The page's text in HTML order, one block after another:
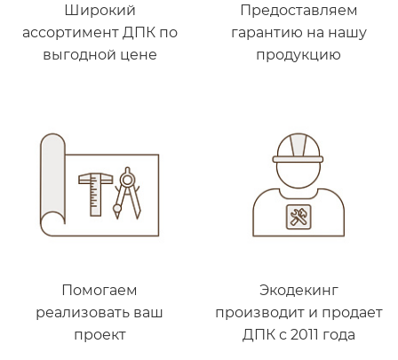
Широкий
ассортимент ДПК по
выгодной цене
Предоставляем
гарантию на нашу
продукцию
Помогаем
реализовать ваш
проект
Экодекинг
производит и продает
ДПК с 2011 года